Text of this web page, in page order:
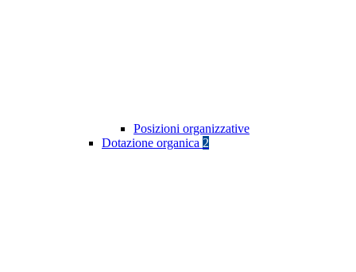
Posizioni organizzative
Dotazione organica 2